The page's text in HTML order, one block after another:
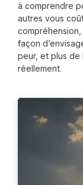
à comprendre
autres vous
compréhension,
façon
peur, et plus de
réellement.